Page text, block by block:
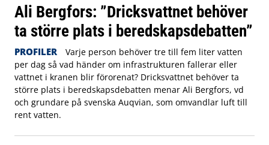
Ali Bergfors: ”Dricksvattnet behöver
ta större plats i beredskapsdebatten”
PROFILER
Varje person behöver tre till fem liter vatten
per dag så vad händer om infrastrukturen fallerar eller
vattnet i kranen blir förorenat? Dricksvattnet behöver ta
större plats i beredskapsdebatten menar Ali Bergfors, vd
och grundare på svenska Auqvian, som omvandlar luft till
rent vatten.